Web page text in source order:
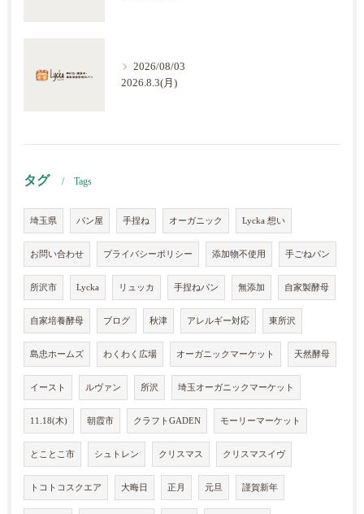
2026/08/03
2026.8.3(月)
タグ Tags
埼玉県 パン屋 手捏ね オーガニック Lycka 想い
お問い合わせ プライバシーポリシー 添加物不使用 手ごねパン
所沢市 Lycka リュッカ 手捏ねパン 無添加 自家製酵母
自家培養酵母 ブログ 秋津 アレルギー対応 東所沢
島忠ホームズ わくわく広場 オーガニックマーケット 天然酵母
イースト ルヴァン 所沢 埼玉オーガニックマーケット
11.18(木) 朝霞市 クラフトGADEN モーリーマーケット
とことこ市 シュトレン クリスマス クリスマスイヴ
トコトコスクエア 大晦日 正月 元旦 謹賀新年